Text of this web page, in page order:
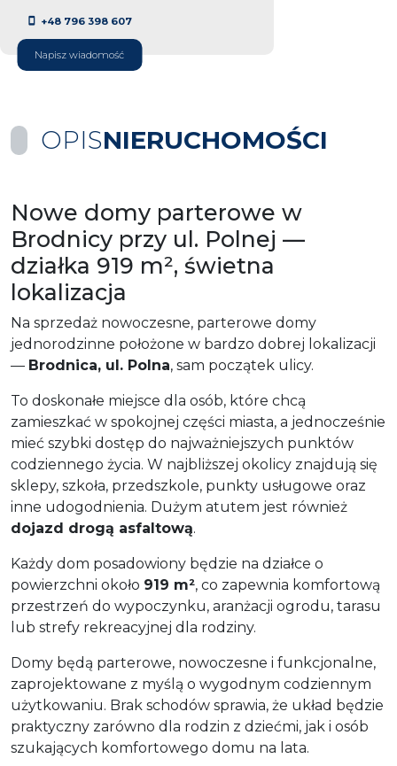
+48 796 398 607
Napisz wiadomość
OPISNIERUCHOMOŚCI
Nowe domy parterowe w
Brodnicy przy ul. Polnej —
działka 919 m², świetna
lokalizacja
Na sprzedaż nowoczesne, parterowe domy
jednorodzinne położone w bardzo dobrej lokalizacji
— Brodnica, ul. Polna, sam początek ulicy.
To doskonałe miejsce dla osób, które chcą
zamieszkać w spokojnej części miasta, a jednocześnie
mieć szybki dostęp do najważniejszych punktów
codziennego życia. W najbliższej okolicy znajdują się
sklepy, szkoła, przedszkole, punkty usługowe oraz
inne udogodnienia. Dużym atutem jest również
dojazd drogą asfaltową.
Każdy dom posadowiony będzie na działce o
powierzchni około 919 m², co zapewnia komfortową
przestrzeń do wypoczynku, aranżacji ogrodu, tarasu
lub strefy rekreacyjnej dla rodziny.
Domy będą parterowe, nowoczesne i funkcjonalne,
zaprojektowane z myślą o wygodnym codziennym
użytkowaniu. Brak schodów sprawia, że układ będzie
praktyczny zarówno dla rodzin z dziećmi, jak i osób
szukających komfortowego domu na lata.